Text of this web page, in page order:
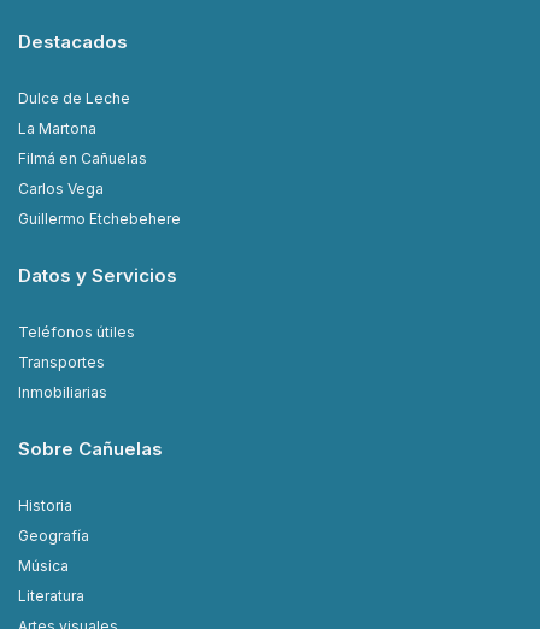
Destacados
Dulce de Leche
La Martona
Filmá en Cañuelas
Carlos Vega
Guillermo Etchebehere
Datos y Servicios
Teléfonos útiles
Transportes
Inmobiliarias
Sobre Cañuelas
Historia
Geografía
Música
Literatura